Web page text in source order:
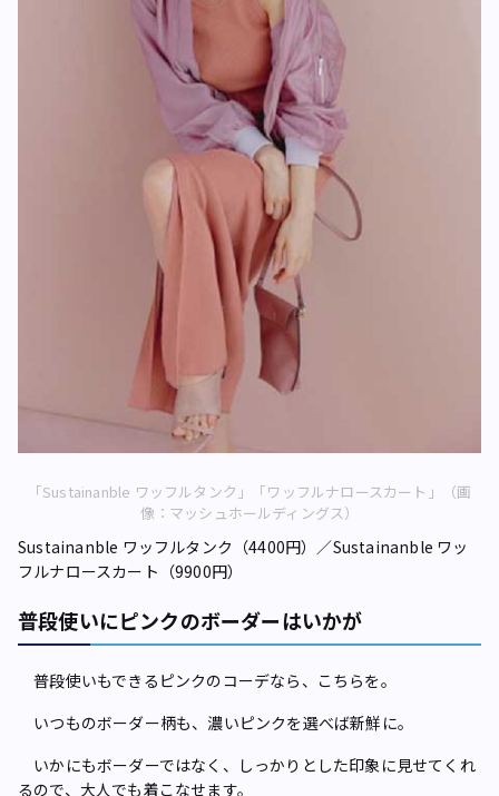
「Sustainanble ワッフルタンク」「ワッフルナロースカート」（画
像：マッシュホールディングス）
Sustainanble ワッフルタンク（4400円）／Sustainanble ワッ
フルナロースカート（9900円）
普段使いにピンクのボーダーはいかが
普段使いもできるピンクのコーデなら、こちらを。
いつものボーダー柄も、濃いピンクを選べば新鮮に。
いかにもボーダーではなく、しっかりとした印象に見せてくれ
るので、大人でも着こなせます。